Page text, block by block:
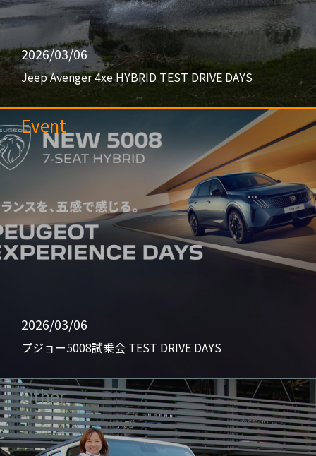
2026/03/06
Jeep Avenger 4xe HYBRID TEST DRIVE DAYS
Event
2026/03/06
プジョー5008試乗会 TEST DRIVE DAYS
Other